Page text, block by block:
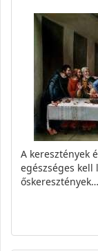
A keresztények
egészséges kell
őskeresztények…